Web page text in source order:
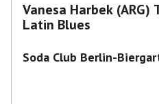
Vanesa Harbek
Latin Blues
Soda Club Berlin-